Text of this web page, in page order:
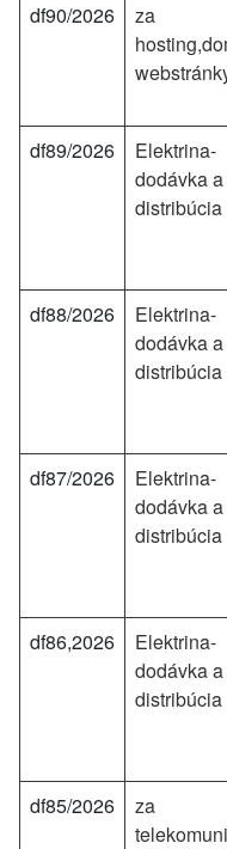
df90/2026
za
df89/2026
Elektrina-
dodávka a
distribúcia
df88/2026
Elektrina-
dodávka a
distribúcia
df87/2026
Elektrina-
dodávka a
distribúcia
df86,2026
Elektrina-
dodávka a
distribúcia
df85/2026
za